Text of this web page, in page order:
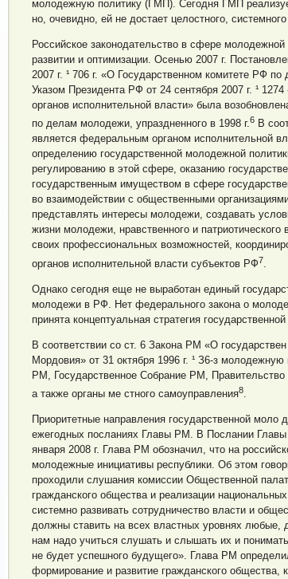
молодежную политику (ГМП). Сегодня ГМП
но, очевидно, ей не достает целостного,
Российское законодательство в сфере
развитии и оптимизации. Осенью 2007 г.
2007 г. ¹ 706 г. «О Государственном комитете РФ
Указом Президента РФ от 24 сентября 2007 г. ¹
органов исполнительной власти» была
по делам молодежи, упраздненного в 1998 г.6 В
является федеральным органом исполнительной
определению государственной молодежной
регулированию в этой сфере, оказанию
государственным имуществом в сфере
во взаимодействии с общественными
представлять интересы молодежи, создавать
жизни молодежи, нравственного и
своих профессиональных возможностей,
органов исполнительной власти субъектов РФ7
Однако сегодня еще не выработан единый
молодежи в РФ. Нет федерального закона о
принята концептуальная стратегия
В соответствии со ст. 6 Закона РМ «О
Мордовия» от 31 октября 1996 г. ¹ З6-з
РМ, Государственное Собрание РМ,
а также органы ме стного самоуправления8.
Приоритетные направления государственной моло
ежегодных посланиях Главы РМ. В Послании
января 2008 г. Глава РМ обозначил, что на
молодежные инициативы республики. Об этом
проходили слушания комиссии Общественной
гражданского общества и реализации
системно развивать сотрудничество власти и
должны ставить на всех властных уровнях
нам надо учиться слушать и слышать их и
не будет успешного будущего». Глава РМ
формирование и развитие гражданского общества,